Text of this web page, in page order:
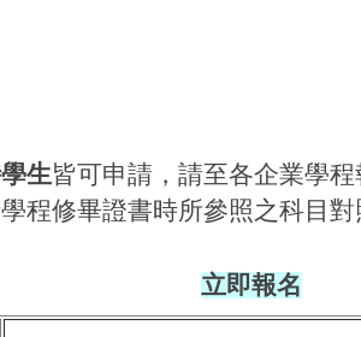
生皆可申請，請至各企業學程
程修畢證書時所參照之科目
立即報名